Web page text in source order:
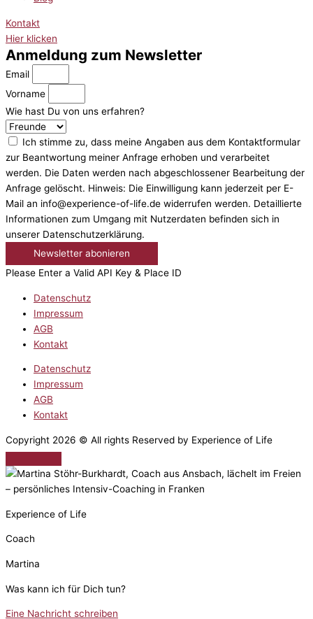
Kontakt
Hier klicken
Anmeldung zum Newsletter
Email
Vorname
Wie hast Du von uns erfahren?
Ich stimme zu, dass meine Angaben aus dem Kontaktformular
zur Beantwortung meiner Anfrage erhoben und verarbeitet
werden. Die Daten werden nach abgeschlossener Bearbeitung der
Anfrage gelöscht. Hinweis: Die Einwilligung kann jederzeit per E-
Mail an info@experience-of-life.de widerrufen werden. Detaillierte
Informationen zum Umgang mit Nutzerdaten befinden sich in
unserer Datenschutzerklärung.
Newsletter abonieren
Please Enter a Valid API Key & Place ID
Datenschutz
Impressum
AGB
Kontakt
Datenschutz
Impressum
AGB
Kontakt
Copyright 2026 © All rights Reserved by Experience of Life
Experience of Life
Coach
Martina
Was kann ich für Dich tun?
Eine Nachricht schreiben